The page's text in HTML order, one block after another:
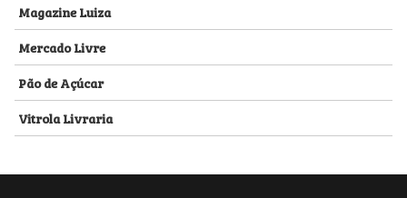
Magazine Luiza
Mercado Livre
Pão de Açúcar
Vitrola Livraria